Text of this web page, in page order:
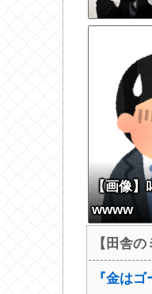
【画像】
wwww
【田舎
『金は